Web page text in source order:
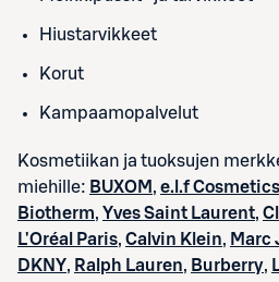
Hiustarvikkeet
Korut
Kampaamopalvelut
Kosmetiikan ja tuoksujen
miehille: BUXOM , e.l.f Cosmetics
Biotherm, Yves Saint Laurent,
L'Oréal Paris, Calvin Klein, Marc
DKNY, Ralph Lauren, Burberry,